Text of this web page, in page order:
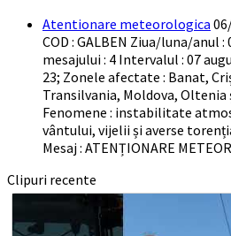
Atentionare meteorologica
COD : GALBEN Ziua/luna/anul :
mesajului : 4 Intervalul : 07
23; Zonele afectate : Banat,
Transilvania, Moldova,
Fenomene : instabilitate
vântului, vijelii și averse
Mesaj : ATENȚIONARE
Clipuri recente